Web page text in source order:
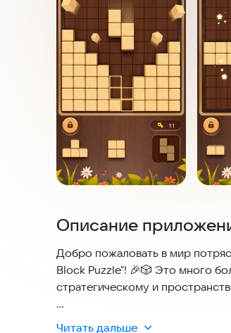
Описание
Добро пожаловать в мир
Block Puzzle"! 🎉🎲 Это много
стратегическому и
СУТЬ ИГРЫ: 🎯🤔🕹️
Читать дальше